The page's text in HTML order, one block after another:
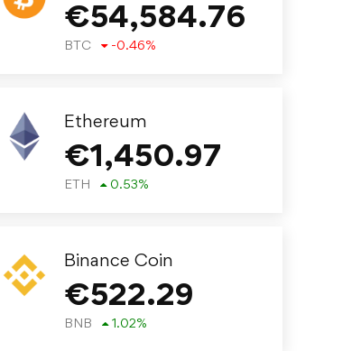
€54,584.76
BTC -0.46%
Ethereum
€1,450.97
ETH 0.53%
Binance Coin
€522.29
BNB 1.02%